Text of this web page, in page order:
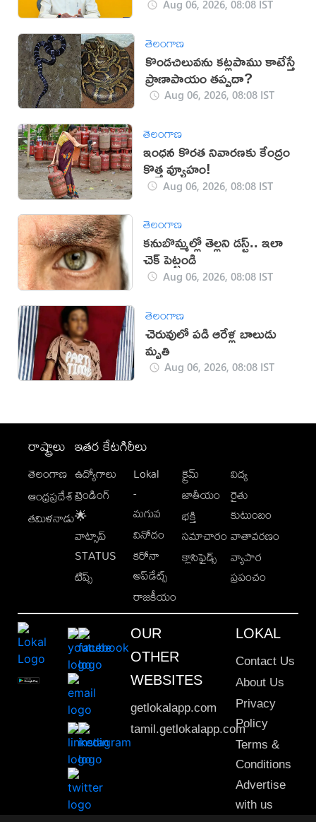
Aug 06, 2026, 08:08 IST
తెలంగాణ
కొండచిలువను కట్లపాము కాటేస్తే
ప్రాణాపాయం తప్పదా?
Aug 06, 2026, 08:08 IST
తెలంగాణ
ఇంధన కొరత నివారణకు కేంద్రం
కొత్త వ్యూహం!
Aug 06, 2026, 08:08 IST
తెలంగాణ
కనుబొమ్మల్లో తెల్లని డస్ట్.. ఇలా
చెక్ పెట్టండి
Aug 06, 2026, 08:08 IST
తెలంగాణ
చెరువులో పడి ఆరేళ్ల బాలుడు
మృతి
Aug 06, 2026, 08:08 IST
రాష్ట్రాలు
తెలంగాణ
ఆంధ్రప్రదేశ్
తమిళనాడు
ఇతర కేటగిరీలు
ఉద్యోగాలు
ట్రెండింగ్
🌟
వాట్సాప్
STATUS
టిప్స్
Lokal
-
మగువ
వినోదం
కరోనా
అప్‌డేట్స్
రాజకీయం
క్రైమ్
జాతీయం
భక్తి
సమాచారం
క్లాసిఫైడ్స్
విద్య
రైతు
కుటుంబం
వాతావరణం
వ్యాపార
ప్రపంచం
OUR
OTHER
WEBSITES
getlokalapp.com
tamil.getlokalapp.com
LOKAL
Contact Us
About Us
Privacy
Policy
Terms &
Conditions
Advertise
with us